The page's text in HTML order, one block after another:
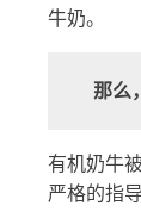
牛奶。
那么
有机奶牛
严格的指